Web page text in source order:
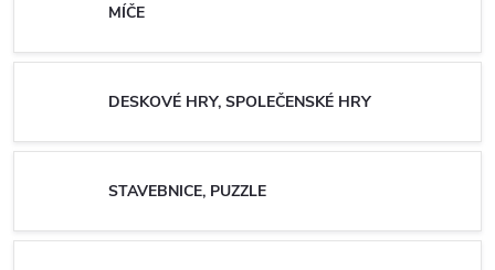
MÍČE
DESKOVÉ HRY, SPOLEČENSKÉ HRY
STAVEBNICE, PUZZLE